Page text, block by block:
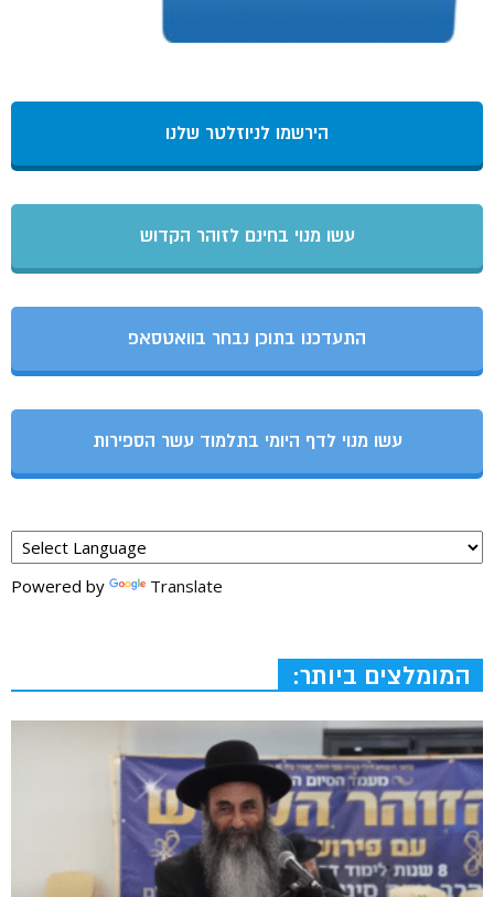
הירשמו לניוזלטר שלנו
עשו מנוי בחינם לזוהר הקדוש
התעדכנו בתוכן נבחר בוואטסאפ
עשו מנוי לדף היומי בתלמוד עשר הספירות
Powered by Translate
המומלצים ביותר: